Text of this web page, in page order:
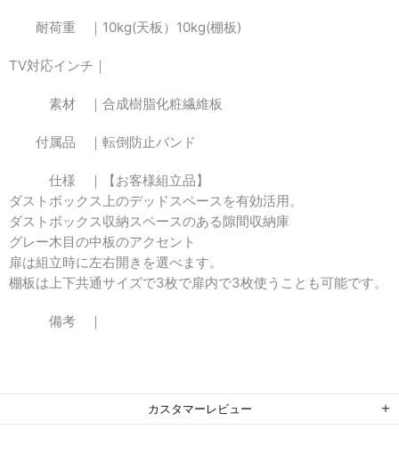
耐荷重 ｜ 10kg(天板）10kg(棚板)
TV対応インチ｜
素材 ｜ 合成樹脂化粧繊維板
付属品 ｜ 転倒防止バンド
仕様 ｜
【お客様組立品】
ダストボックス上のデッドスペースを有効活用。
ダストボックス収納スペースのある隙間収納庫
グレー木目の中板のアクセント
扉は組立時に左右開きを選べます。
棚板は上下共通サイズで3枚で扉内で3枚使うことも可能です。
備考 ｜
カスタマーレビュー